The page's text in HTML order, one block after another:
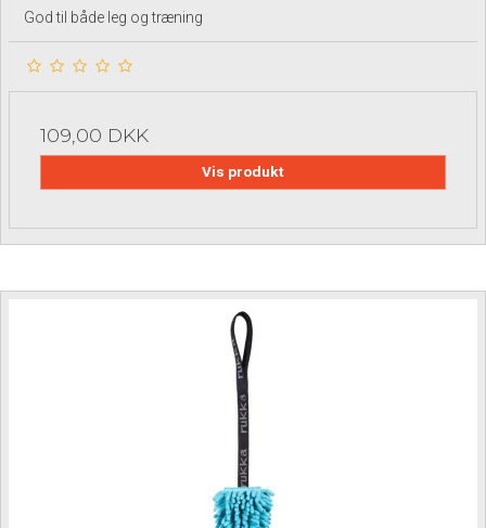
God til både leg og træning
109,00 DKK
Vis produkt